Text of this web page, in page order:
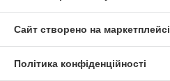
Сайт створено на маркетплейсі
Політика конфіденційності